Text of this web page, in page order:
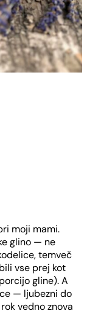
moji mami.
glino — ne
temveč
vse prej kot
gline). A
— ljubezni do
vedno znova